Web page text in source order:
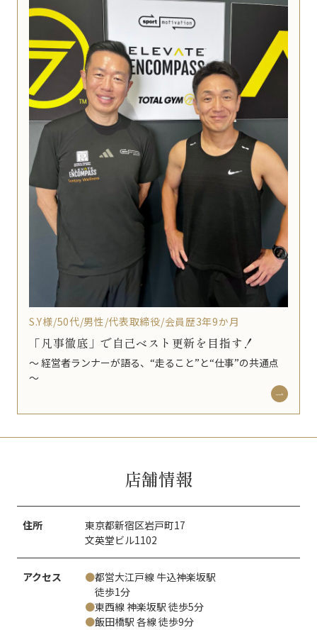
S.Y様/50代/男性/代表取締役/会員歴3年9か月
「凡事徹底」で自己ベスト更新を目指す！
〜 経営者ランナーが語る、“走ること”と“仕事”の共通点
〜
店舗情報
住所
東京都新宿区岩戸町17
文英堂ビル1102
アクセス ●都営大江戸線 牛込神楽坂駅
徒歩1分
●東西線 神楽坂駅 徒歩5分
●飯田橋駅 各線 徒歩9分